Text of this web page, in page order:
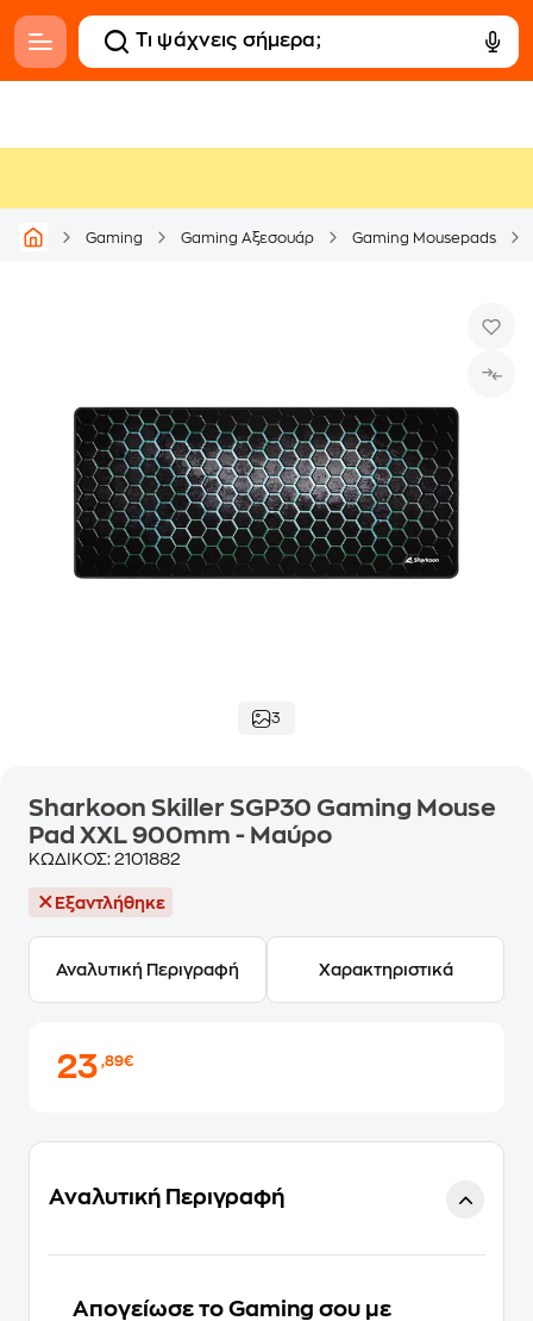
Gaming Gaming Αξεσουάρ Gaming Mousepads
3
Sharkoon Skiller SGP30 Gaming Mouse
Pad XXL 900mm - Μαύρο
ΚΩΔΙΚΟΣ: 2101882
Εξαντλήθηκε
Αναλυτική Περιγραφή Χαρακτηριστικά
23,89€
Αναλυτική Περιγραφή
Απογείωσε το Gaming σου με